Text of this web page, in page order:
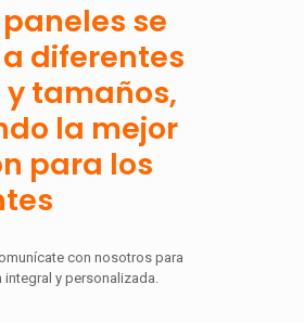
se
diferentes
tamaños,
la mejor
para los
con nosotros para
integral y personalizada.